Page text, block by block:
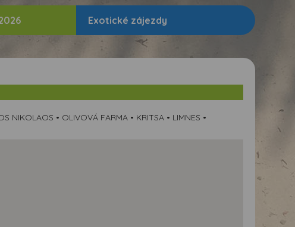
Exotické zájezdy
NIKOLAOS • OLIVOVÁ FARMA • KRITSA • LIMNES •